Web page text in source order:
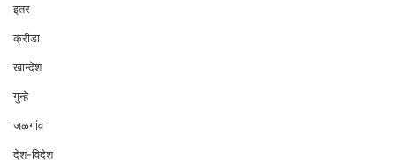
इतर
क्रीडा
खान्देश
गुन्हे
जळगांव
देश-विदेश